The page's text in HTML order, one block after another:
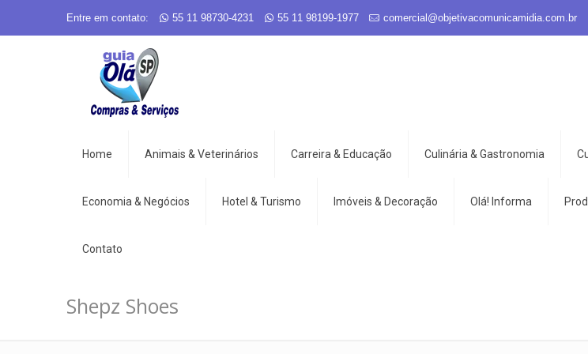
Entre em contato: 55 11 98730-4231 55 11 98199-1977 comercial@objetivacomunicamidia.com.br
Home Animais & Veterinários Carreira & Educação Culinária & Gastronomia
Economia & Negócios Hotel & Turismo Imóveis & Decoração Olá! Informa
Contato
Shepz Shoes